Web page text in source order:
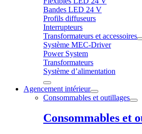
Bandes LED 24 V
Profils diffuseurs
Interrupteurs
Transformateurs et accessoires
Système MEC-Driver
Power System
Transformateurs
Système d’alimentation
Agencement intérieur
Consommables et outillages
Consommables et